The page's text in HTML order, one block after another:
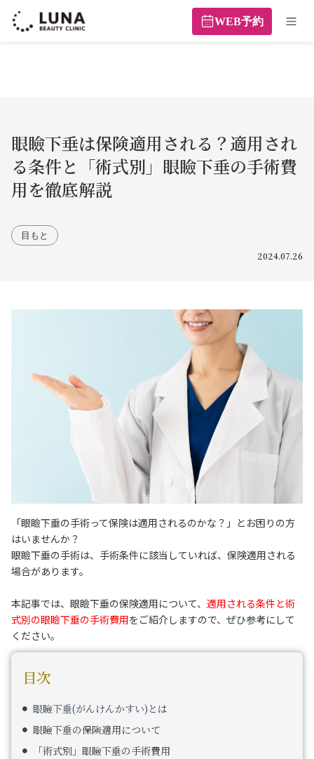
WEB予約
眼瞼下垂は保険適用される？適用され
る条件と「術式別」眼瞼下垂の手術費
用を徹底解説
目もと
2024.07.26
「眼瞼下垂の手術って保険は適用されるのかな？」とお困りの方
はいませんか？
眼瞼下垂の手術は、手術条件に該当していれば、保険適用される
場合があります。
本記事では、眼瞼下垂の保険適用について、 適用される条件と術
式別の眼瞼下垂の手術費用をご紹介しますので、ぜひ参考にして
ください。
目次
眼瞼下垂(がんけんかすい)とは
眼瞼下垂の保険適用について
「術式別」眼瞼下垂の手術費用